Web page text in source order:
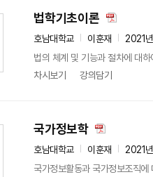
법학기초이론
호남대학교 이훈재
2021
법의 체계 및 기능과 절차에 대
차시보기
강의담기
국가정보학
호남대학교 이훈재
2021
국가정보활동과 국가정보조직에